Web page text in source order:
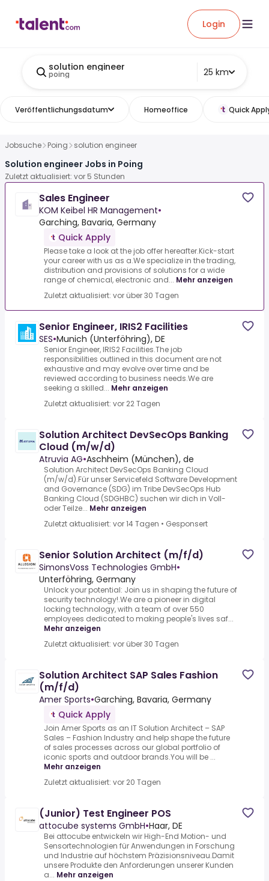
Login
solution engineer
poing 25 km
Veröffentlichungsdatum Homeoffice Quick
Jobsuche Poing solution engineer
Solution engineer Jobs in Poing
Zuletzt aktualisiert: vor 5 Stunden
Sales Engineer
KOM Keibel HR Management•
Garching, Bavaria, Germany
Quick Apply
Please take a look at the job offer hereafter.Kick-start
your career with us as a.We specialize in the trading,
distribution and provisions of solutions for a wide
range of chemical, electronic and... Mehr anzeigen
Zuletzt aktualisiert: vor über 30 Tagen
Senior Engineer, IRIS2 Facilities
SES•Munich (Unterföhring), DE
Senior Engineer, IRIS2 Facilities.The job
responsibilities outlined in this document are not
exhaustive and may evolve over time and be
reviewed according to business needs.We are
seeking a skilled... Mehr anzeigen
Zuletzt aktualisiert: vor 22 Tagen
Solution Architect DevSecOps Banking
Cloud (m/w/d)
Atruvia AG•Aschheim (München), de
Solution Architect DevSecOps Banking Cloud
(m/w/d).Für unser Servicefeld Software Development
and Governance (SDG) im Tribe DevSecOps Hub
Banking Cloud (SDGHBC) suchen wir dich in Voll-
oder Teilze... Mehr anzeigen
Zuletzt aktualisiert: vor 14 Tagen • Gesponsert
Senior Solution Architect (m/f/d)
SimonsVoss Technologies GmbH•
Unterföhring, Germany
Unlock your potential: Join us in shaping the future of
security technology!.We are a pioneer in digital
locking technology, with a team of over 550
employees dedicated to making people's lives saf...
Mehr anzeigen
Zuletzt aktualisiert: vor über 30 Tagen
Solution Architect SAP Sales Fashion
(m/f/d)
Amer Sports•Garching, Bavaria, Germany
Quick Apply
Join Amer Sports as an IT Solution Architect – SAP
Sales – Fashion Industry and help shape the future
of sales processes across our global portfolio of
iconic sports and outdoor brands.You will be ...
Mehr anzeigen
Zuletzt aktualisiert: vor 20 Tagen
(Junior) Test Engineer POS
attocube systems GmbH•Haar, DE
Bei attocube entwickeln wir High-End Motion- und
Sensortechnologien für Anwendungen in Forschung
und Industrie auf höchstem Präzisionsniveau.Damit
unsere Produkte den Anforderungen unserer Kunden
a... Mehr anzeigen